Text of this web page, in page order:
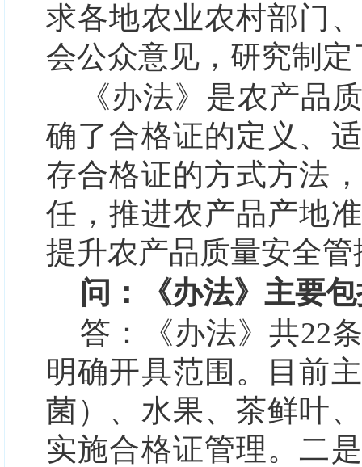
求各地农业农村部门
会公众意见，研究制
《办法》是农产品
确了合格证的定义、
存合格证的方式方法
任，推进农产品产地
提升农产品质量安全
问：《办法》主要
答：
《办法》共22
明确开具范围。
目前
菌）、水果、茶鲜叶
实施合格证管理。 二